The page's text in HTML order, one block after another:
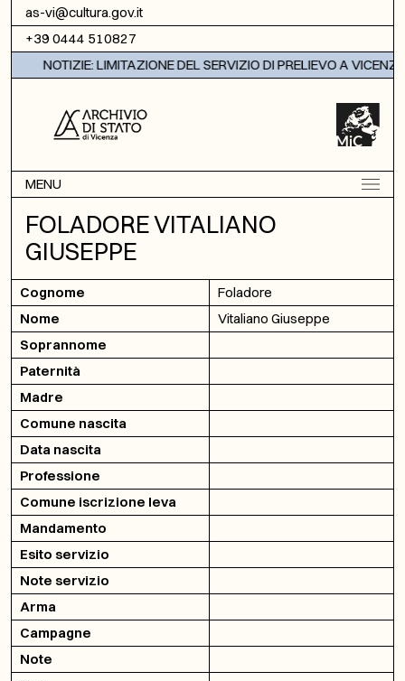
Vai al contenuto
as-vi@cultura.gov.it
+39 0444 510827
NOTIZIE: LIMITAZIONE DEL SERVIZIO DI PRELIEVO A VICENZA
MENU
FOLADORE VITALIANO
GIUSEPPE
Cognome
Foladore
Nome
Vitaliano Giuseppe
Soprannome
Paternità
Madre
Comune nascita
Data nascita
Professione
Comune iscrizione leva
Mandamento
Esito servizio
Note servizio
Arma
Campagne
Note